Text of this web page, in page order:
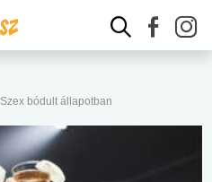
Szex bódult állapotban